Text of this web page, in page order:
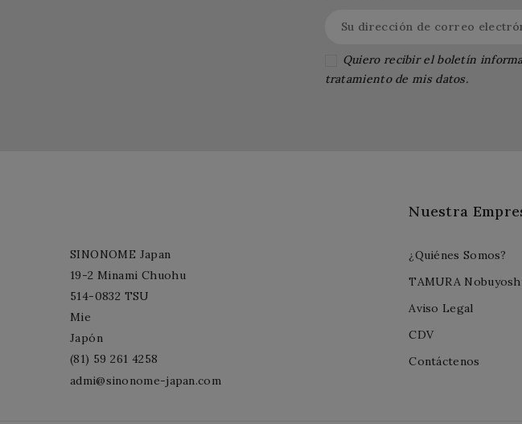
Quiero recibir el boletín
tratamiento de mis datos.
Nuestra
¿Quiénes Somos?
TAMURA
Aviso Legal
CDV
Contáctenos
SINONOME Japan
19-2 Minami Chuohu
514-0832 TSU
Mie
Japón
(81) 59 261 4258
admi@sinonome-japan.com